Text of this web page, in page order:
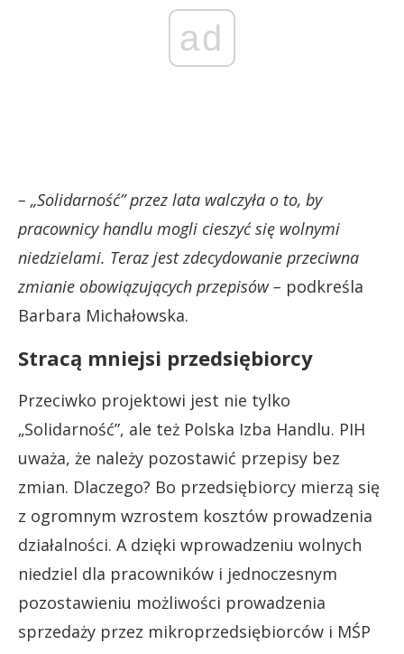
ad
– „Solidarność” przez lata walczyła o to, by
pracownicy handlu mogli cieszyć się wolnymi
niedzielami. Teraz jest zdecydowanie przeciwna
zmianie obowiązujących przepisów – podkreśla
Barbara Michałowska.
Stracą mniejsi przedsiębiorcy
Przeciwko projektowi jest nie tylko
„Solidarność”, ale też Polska Izba Handlu. PIH
uważa, że należy pozostawić przepisy bez
zmian. Dlaczego? Bo przedsiębiorcy mierzą się
z ogromnym wzrostem kosztów prowadzenia
działalności. A dzięki wprowadzeniu wolnych
niedziel dla pracowników i jednoczesnym
pozostawieniu możliwości prowadzenia
sprzedaży przez mikroprzedsiębiorców i MŚP